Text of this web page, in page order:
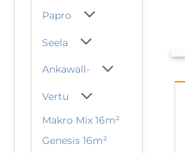
Papro
Seela
Ankawall-
Vertu
Makro Mix 16m²
Genesis 16m²